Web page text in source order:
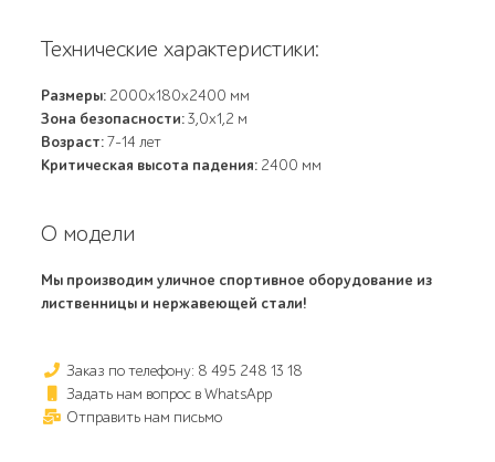
Технические характеристики:
Размеры: 2000х180х2400 мм
Зона безопасности:3,0х1,2 м
Возраст:7-14 лет
Критическая высота падения: 2400 мм
О модели
Мы производим уличное спортивное оборудование из
лиственницы и нержавеющей стали!
Заказ по телефону: 8 495 248 13 18
Задать нам вопрос в WhatsApp
Отправить нам письмо